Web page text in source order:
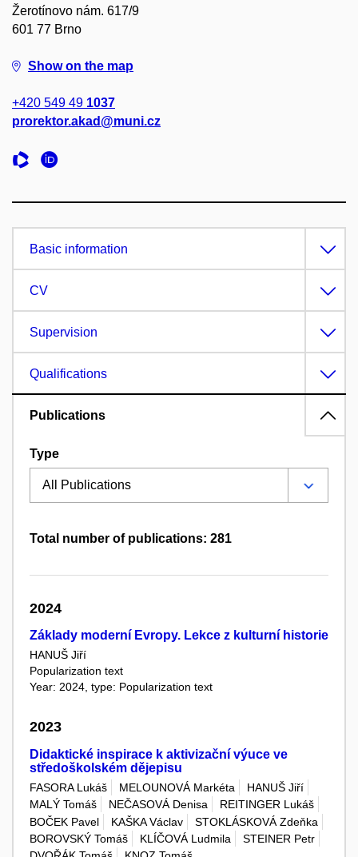
Žerotínovo nám. 617/9
601 77 Brno
Show on the map
+420 549 49 1037
prorektor.akad@muni.cz
Basic information
CV
Supervision
Qualifications
Publications
Type
Total number of publications: 281
2024
Základy moderní Evropy. Lekce z kulturní historie
HANUŠ Jiří
Popularization text
Year: 2024, type: Popularization text
2023
Didaktické inspirace k aktivizační výuce ve
středoškolském dějepisu
FASORA Lukáš MELOUNOVÁ Markéta
HANUŠ Jiří
MALÝ Tomáš
NEČASOVÁ Denisa
REITINGER Lukáš
BOČEK Pavel
KAŠKA Václav
STOKLÁSKOVÁ Zdeňka
BOROVSKÝ Tomáš
KLÍČOVÁ Ludmila
STEINER Petr